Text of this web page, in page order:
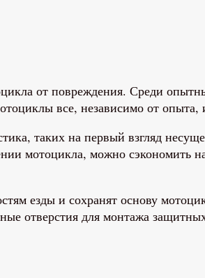
от повреждения. Среди
все, независимо от опыта,
таких на первый взгляд
мотоцикла, можно сэкономить
езды и сохранят основу
отверстия для монтажа